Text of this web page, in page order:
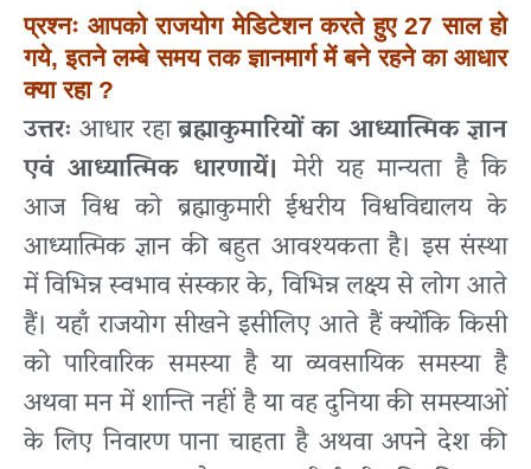
प्रश्नः आपको राजयोग मेडिटेशन करते हुए 27 साल हो
गये, इतने लम्बे समय तक ज्ञानमार्ग में बने रहने का आधार
क्या रहा ?
उत्तरःआधार रहाब्रह्माकुमारियों का आध्यात्मिक ज्ञान
एवं आध्यात्मिक धारणायें। मेरी यह मान्यता है कि
आज विश्व को ब्रह्माकुमारी ईश्वरीय विश्वविद्यालय के
आध्यात्मिक ज्ञान की बहुत आवश्यकता है। इस संस्था
में विभिन्न स्वभाव संस्कार के, विभिन्न लक्ष्य से लोग आते
हैं। यहाँ राजयोग सीखने इसीलिए आते हैं क्योंकि किसी
को पारिवारिक समस्या है या व्यवसायिक समस्या है
अथवा मन में शान्ति नहीं है या वह दुनिया की समस्याओं
के लिए निवारण पाना चाहता है अथवा अपने देश की